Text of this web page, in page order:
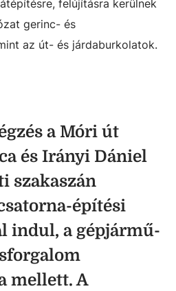
felújításra kerülnek
gerinc- és
az út- és járdaburkolatok.
a Móri út
és Irányi Dániel
szakaszán
építési
indul, a gépjármű-
mellett. A